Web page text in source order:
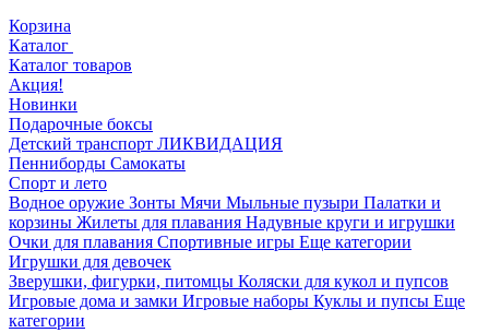
Корзина
Каталог
Каталог товаров
Акция!
Новинки
Подарочные боксы
Детский транспорт ЛИКВИДАЦИЯ
Пенниборды Самокаты
Спорт и лето
Водное оружие Зонты Мячи Мыльные пузыри Палатки и
корзины Жилеты для плавания Надувные круги и игрушки
Очки для плавания Спортивные игры Еще категории
Игрушки для девочек
Зверушки, фигурки, питомцы Коляски для кукол и пупсов
Игровые дома и замки Игровые наборы Куклы и пупсы Еще
категории